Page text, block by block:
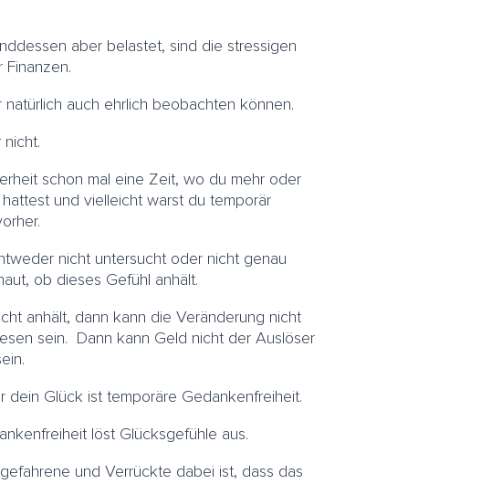
aber belastet, sind die stressigen
Finanzen.
natürlich auch ehrlich beobachten können.
nicht.
schon mal eine Zeit, wo du mehr oder
und vielleicht warst du temporär
nicht untersucht oder nicht genau
ob dieses Gefühl anhält.
anhält, dann kann die Veränderung nicht
sein. Dann kann Geld nicht der Auslöser
dein Glück ist temporäre Gedankenfreiheit.
löst Glücksgefühle aus.
und Verrückte dabei ist, dass das